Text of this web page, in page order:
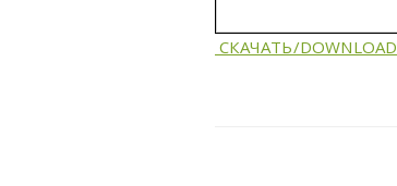
СКАЧАТЬ/DOWNLOAD